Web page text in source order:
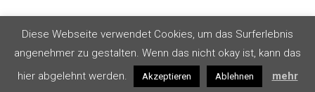
© 2024 Valentina Morrone. All Rights Reserved.
Diese Webseite verwendet Cookies, um das Surferlebnis
angenehmer zu gestalten. Wenn das nicht okay ist, kann das
hier abgelehnt werden.
Akzeptieren Ablehnen mehr